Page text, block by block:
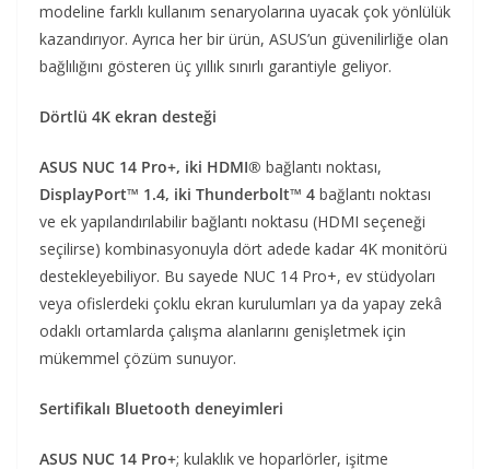
modeline farklı kullanım senaryolarına uyacak çok yönlülük
kazandırıyor. Ayrıca her bir ürün, ASUS’un güvenilirliğe olan
bağlılığını gösteren üç yıllık sınırlı garantiyle geliyor.
Dörtlü 4K ekran desteği
ASUS NUC 14 Pro+, iki HDMI® bağlantı noktası,
DisplayPort™ 1.4, iki Thunderbolt™ 4 bağlantı noktası
ve ek yapılandırılabilir bağlantı noktasu (HDMI seçeneği
seçilirse) kombinasyonuyla dört adede kadar 4K monitörü
destekleyebiliyor. Bu sayede NUC 14 Pro+, ev stüdyoları
veya ofislerdeki çoklu ekran kurulumları ya da yapay zekâ
odaklı ortamlarda çalışma alanlarını genişletmek için
mükemmel çözüm sunuyor.
Sertifikalı Bluetooth deneyimleri
ASUS NUC 14 Pro+; kulaklık ve hoparlörler, işitme